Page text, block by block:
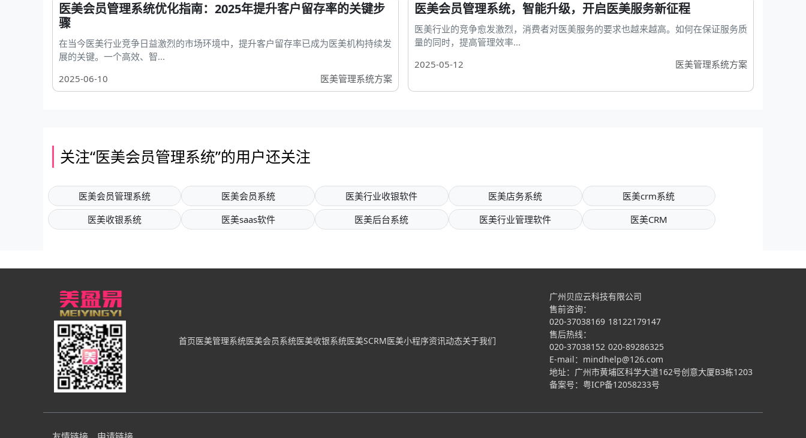
医美会员管理系统优化指南：2025年提升客户留存率的关键步
骤
在当今医美行业竞争日益激烈的市场环境中，提升客户留存率已成为医美机构持续发
展的关键。一个高效、智...
2025-06-10
医美管理系统方案
医美会员管理系统，智能升级，开启医美服务新征程
医美行业的竞争愈发激烈，消费者对医美服务的要求也越来越高。如何在保证服务质
量的同时，提高管理效率...
2025-05-12
医美管理系统方案
关注“医美会员管理系统”的用户还关注
医美会员管理系统 医美会员系统 医美行业收银软件 医美店务系统
医美crm系统
医美收银系统
医美saas软件 医美后台系统 医美行业管理软件 医美CRM
首页医美管理系统医美会员系统医美收银系统医美SCRM医美小程序资讯动态关于我们
广州贝应云科技有限公司
售前咨询：
020-37038169 18122179147
售后热线：
020-37038152 020-89286325
E-mail：mindhelp@126.com
地址：广州市黄埔区科学大道162号创意大厦B3栋1203
备案号： 粤ICP备12058233号